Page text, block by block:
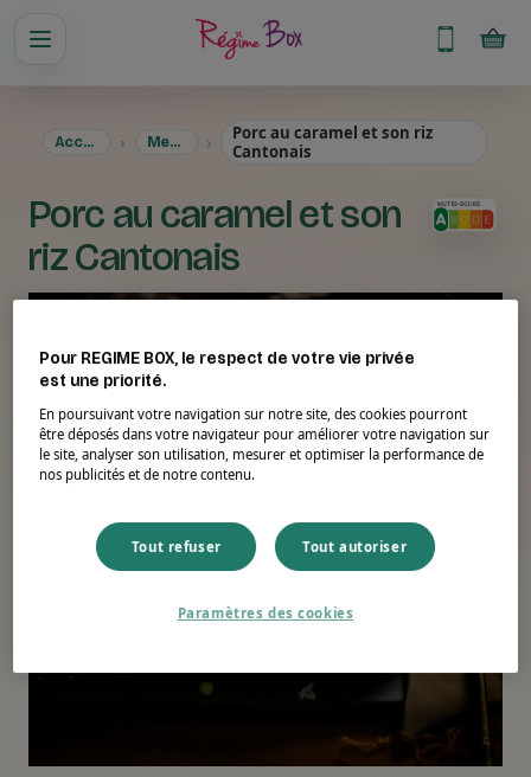
Accueil Menus
Porc au caramel et son riz
Cantonais
Porc au caramel et son
riz Cantonais
Pour REGIME BOX, le respect de votre vie privée
est une priorité.
En poursuivant votre navigation sur notre site, des cookies pourront
être déposés dans votre navigateur pour améliorer votre navigation sur
le site, analyser son utilisation, mesurer et optimiser la performance de
nos publicités et de notre contenu.
Tout refuser Tout autoriser
Paramètres des cookies